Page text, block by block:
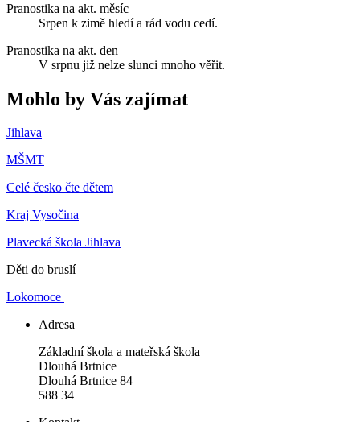
Pranostika na akt. měsíc
Srpen k zimě hledí a rád vodu cedí.
Pranostika na akt. den
V srpnu již nelze slunci mnoho věřit.
Mohlo by Vás zajímat
Jihlava
MŠMT
Celé česko čte dětem
Kraj Vysočina
Plavecká škola Jihlava
Děti do bruslí
Lokomoce
Adresa
Základní škola a mateřská škola
Dlouhá Brtnice
Dlouhá Brtnice 84
588 34